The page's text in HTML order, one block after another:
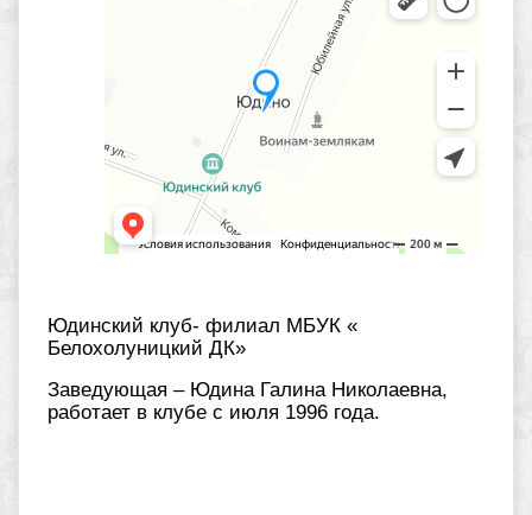
Юдинский клуб- филиал МБУК «
Белохолуницкий ДК»
Заведующая – Юдина Галина Николаевна,
работает в клубе с июля 1996 года.